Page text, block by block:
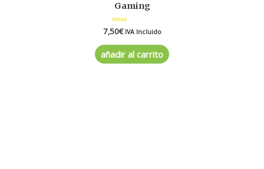
Gaming
Valorado
en
0
de
5
7,50€ IVA Incluido
añadir al carrito